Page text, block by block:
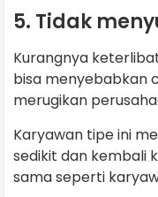
5. Tidak
Kurangnya
bisa menyebabkan
merugikan
Karyawan tipe ini
sedikit dan kembali
sama seperti